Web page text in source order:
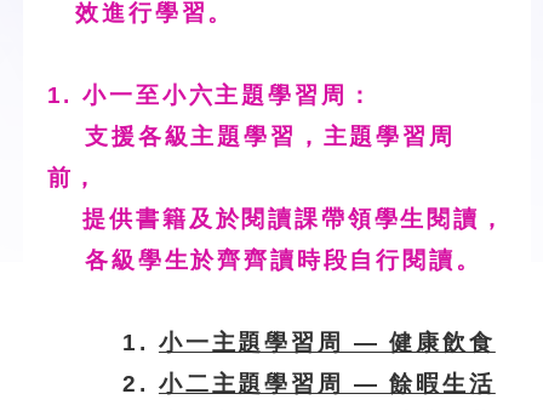
效進行學習。
1. 小一至小六主題學習周：
支援各級主題學習，主題學習周
前，
提供書籍及於閱讀課帶領學生閱讀，
各級學生於齊齊讀時段自行閱讀。
1. 小一主題學習周 — 健康飲食
2. 小二主題學習周 — 餘暇生活